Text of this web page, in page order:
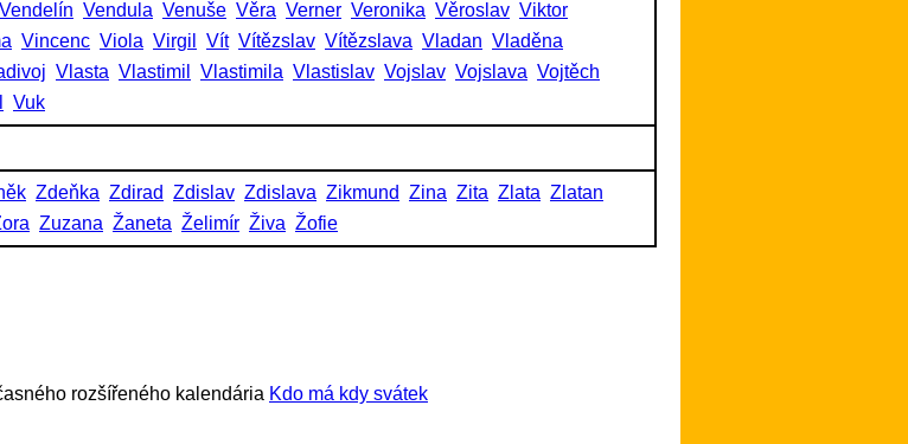
Vendelín Vendula Venuše Věra Verner Veronika Věroslav Viktor
Vincenc Viola Virgil Vít Vítězslav Vítězslava Vladan Vladěna
Vlasta Vlastimil Vlastimila Vlastislav Vojslav Vojslava Vojtěch
Vuk
Zdeňka Zdirad Zdislav Zdislava Zikmund Zina Zita Zlata Zlatan
Zuzana Žaneta Želimír Živa Žofie
rozšířeného kalendária Kdo má kdy svátek